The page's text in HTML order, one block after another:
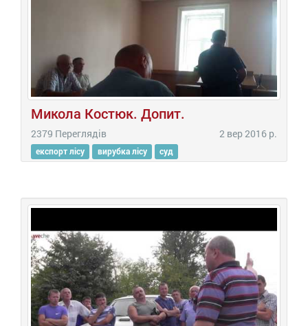
Микола Костюк. Допит.
2379 Переглядів 2 вер 2016 р.
експорт лісу вирубка лісу суд